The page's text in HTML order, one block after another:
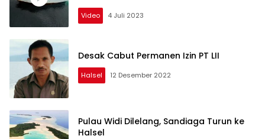
Video 4 Juli 2023
Desak Cabut Permanen Izin PT LII
Halsel 12 Desember 2022
Pulau Widi Dilelang, Sandiaga Turun ke
Halsel